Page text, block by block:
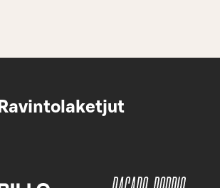
Ravintolaketjut